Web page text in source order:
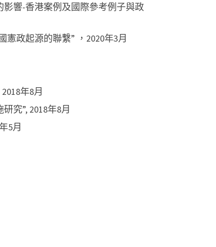
響-香港案例及國際參考例子與政
政起源的聯繫” ，2020年3月
年8月
究”, 2018年8月
5月